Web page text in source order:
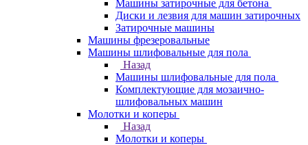
Машины затирочные для бетона
Диски и лезвия для машин затирочных
Затирочные машины
Машины фрезеровальные
Машины шлифовальные для пола
Назад
Машины шлифовальные для пола
Комплектующие для мозаично-
шлифовальных машин
Молотки и коперы
Назад
Молотки и коперы